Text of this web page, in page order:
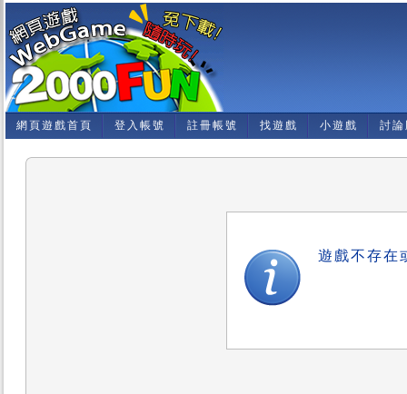
網頁遊戲首頁 登入帳號 註冊帳號 找遊戲 小遊戲 討
遊戲不存在